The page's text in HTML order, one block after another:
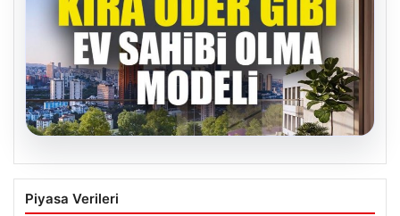
DAP Yapı’dan bir ilk! Emlak Konut
güvencesi Dap vizyonuyla kendi
Piyasa Verileri